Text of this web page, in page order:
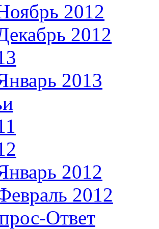
2012
2012
2013
2012
2012
Ответ